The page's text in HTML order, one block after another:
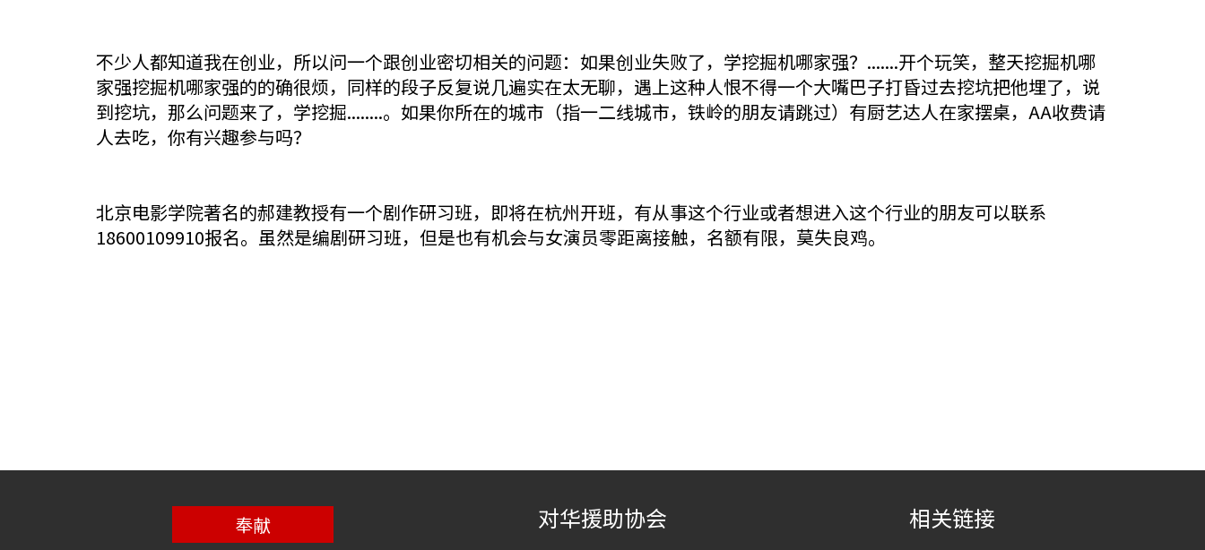
不少人都知道我在创业，所以问一个跟创业密切相关的问题：如果创业失败了，学挖掘机哪家强？.......开个玩笑，整天挖掘机哪
家强挖掘机哪家强的的确很烦，同样的段子反复说几遍实在太无聊，遇上这种人恨不得一个大嘴巴子打昏过去挖坑把他埋了，说
到挖坑，那么问题来了，学挖掘........。如果你所在的城市（指一二线城市，铁岭的朋友请跳过）有厨艺达人在家摆桌，AA收费请
人去吃，你有兴趣参与吗？
北京电影学院著名的郝建教授有一个剧作研习班，即将在杭州开班，有从事这个行业或者想进入这个行业的朋友可以联系
18600109910报名。虽然是编剧研习班，但是也有机会与女演员零距离接触，名额有限，莫失良鸡。
奉献 对华援助协会 相关链接